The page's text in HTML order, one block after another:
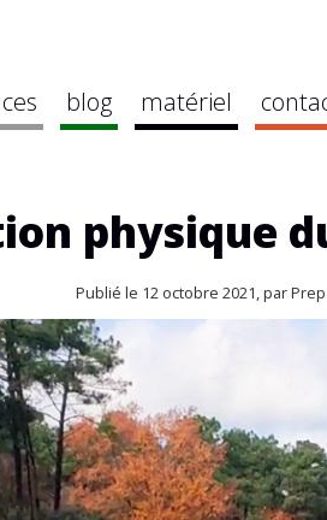
blog matériel
physique
Publié le 12 octobre 2021, par